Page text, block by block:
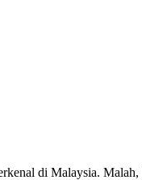
di Malaysia.